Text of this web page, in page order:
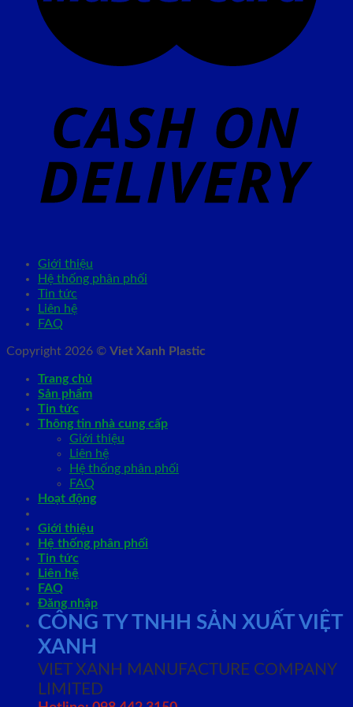
Giới thiệu
Hệ thống phân phối
Tin tức
Liên hệ
FAQ
Copyright 2026 © Viet Xanh Plastic
Trang chủ
Sản phẩm
Tin tức
Thông tin nhà cung cấp
Giới thiệu
Liên hệ
Hệ thống phân phối
FAQ
Hoạt động
Giới thiệu
Hệ thống phân phối
Tin tức
Liên hệ
FAQ
Đăng nhập
CÔNG TY TNHH SẢN XUẤT VIỆT
XANH
VIET XANH MANUFACTURE COMPANY
LIMITED